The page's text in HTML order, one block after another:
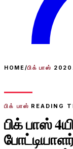
HOME/பிக் பாஸ்
பிக் பாஸ் READING
பிக் பாஸ்